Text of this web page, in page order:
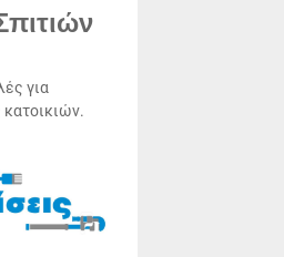
για
κατοικιών.